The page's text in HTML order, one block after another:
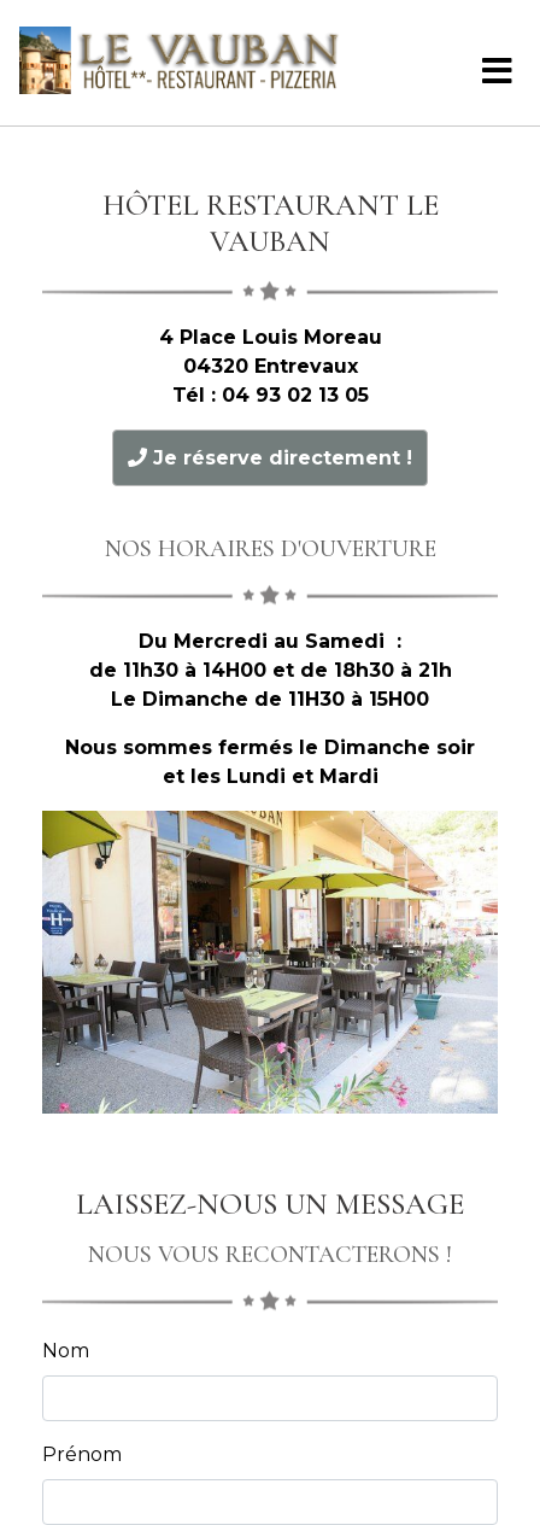
HÔTEL RESTAURANT LE
VAUBAN
4 Place Louis Moreau
04320 Entrevaux
Tél : 04 93 02 13 05
Je réserve directement !
NOS HORAIRES D'OUVERTURE
Du Mercredi au Samedi :
de 11h30 à 14H00 et de 18h30 à 21h
Le Dimanche de 11H30 à 15H00
Nous sommes fermés le Dimanche soir
et les Lundi et Mardi
LAISSEZ-NOUS UN MESSAGE
NOUS VOUS RECONTACTERONS !
Nom
Prénom